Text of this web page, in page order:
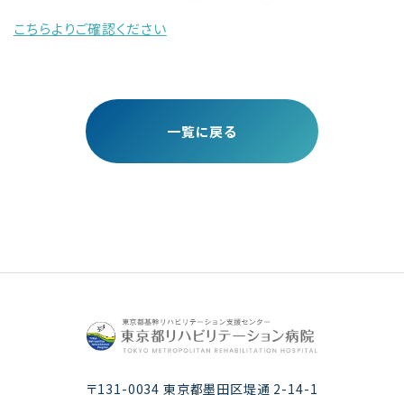
こちらよりご確認ください
一覧に戻る
〒131-0034 東京都墨田区堤通 2-14-1